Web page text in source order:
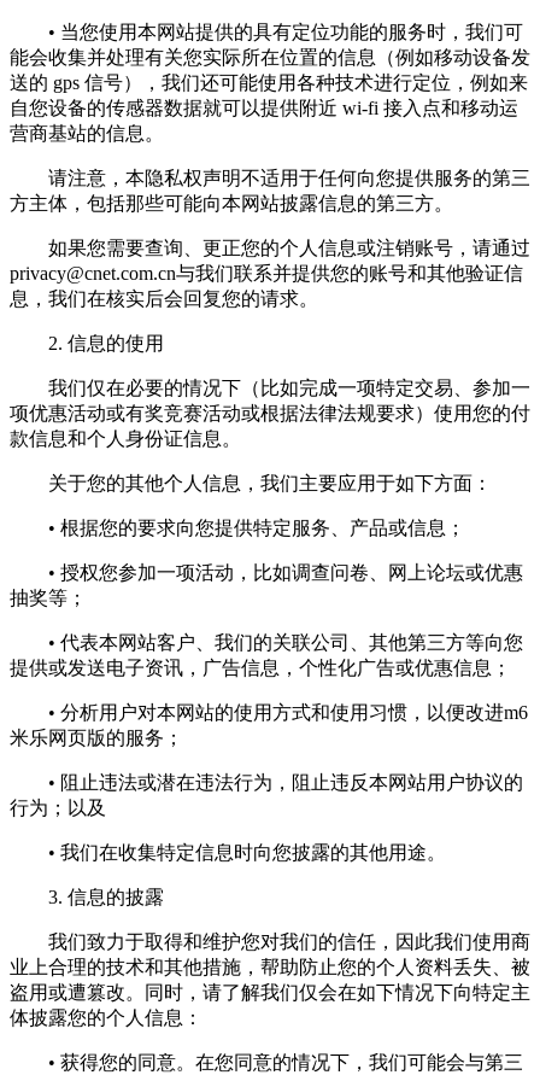
• 当您使用本网站提供的具有定位功能的服务时，我们可
能会收集并处理有关您实际所在位置的信息（例如移动设备发
送的 gps 信号），我们还可能使用各种技术进行定位，例如来
自您设备的传感器数据就可以提供附近 wi-fi 接入点和移动运
营商基站的信息。
请注意，本隐私权声明不适用于任何向您提供服务的第三
方主体，包括那些可能向本网站披露信息的第三方。
如果您需要查询、更正您的个人信息或注销账号，请通过
privacy@cnet.com.cn与我们联系并提供您的账号和其他验证信
息，我们在核实后会回复您的请求。
2. 信息的使用
我们仅在必要的情况下（比如完成一项特定交易、参加一
项优惠活动或有奖竞赛活动或根据法律法规要求）使用您的付
款信息和个人身份证信息。
关于您的其他个人信息，我们主要应用于如下方面：
• 根据您的要求向您提供特定服务、产品或信息；
• 授权您参加一项活动，比如调查问卷、网上论坛或优惠
抽奖等；
• 代表本网站客户、我们的关联公司、其他第三方等向您
提供或发送电子资讯，广告信息，个性化广告或优惠信息；
• 分析用户对本网站的使用方式和使用习惯，以便改进m6
米乐网页版的服务；
• 阻止违法或潜在违法行为，阻止违反本网站用户协议的
行为；以及
• 我们在收集特定信息时向您披露的其他用途。
3. 信息的披露
我们致力于取得和维护您对我们的信任，因此我们使用商
业上合理的技术和其他措施，帮助防止您的个人资料丢失、被
盗用或遭篡改。同时，请了解我们仅会在如下情况下向特定主
体披露您的个人信息：
• 获得您的同意。在您同意的情况下，我们可能会与第三